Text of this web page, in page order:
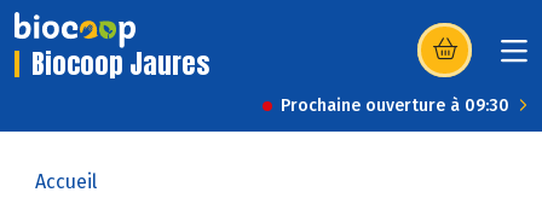
Biocoop Jaures (s’ouvre dans
Prochaine ouverture à 09:30
Accueil